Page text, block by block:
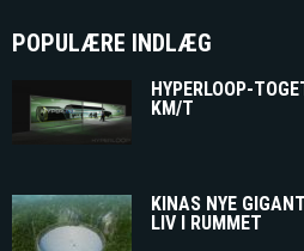
POPULÆRE INDLÆG
HYPERLOOP-
KM/T
KINAS NYE
LIV I RUMMET